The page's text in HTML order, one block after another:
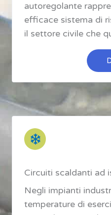
autoregolante
efficace sistema di
il settore civile che
Circuiti scaldanti ad
Negli impianti
temperature di